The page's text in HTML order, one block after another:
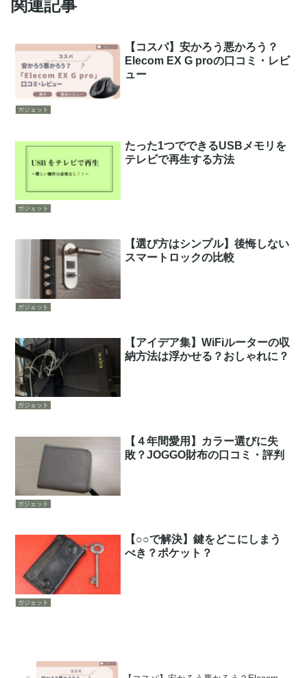
関連記事
ガジェット
【コスパ】安かろう悪かろう？
Elecom EX G proの口コミ・レビ
ュー
ガジェット
たった1つでできるUSBメモリを
テレビで再生する方法
ガジェット
【選び方はシンプル】後悔しない
スマートロックの比較
ガジェット
【アイデア集】WiFiルーターの収
納方法は浮かせる？おしゃれに？
ガジェット
【４年間愛用】カラー選びに失
敗？JOGGO財布の口コミ・評判
ガジェット
【○○で解決】鍵をどこにしまう
べき？ポケット？